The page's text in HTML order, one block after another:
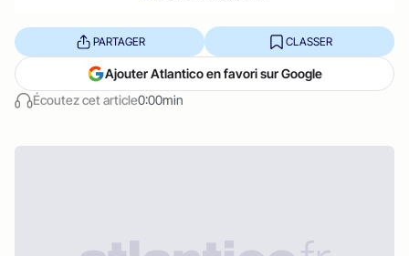
Écoutez cet article0:00min
PARTAGER CLASSER
Ajouter Atlantico en favori sur Google